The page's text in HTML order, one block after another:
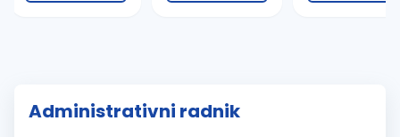
Administrativni radnik